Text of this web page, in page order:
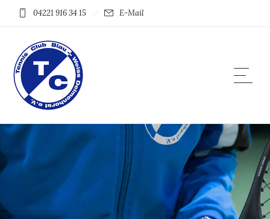
04221 916 34 15 E-Mail